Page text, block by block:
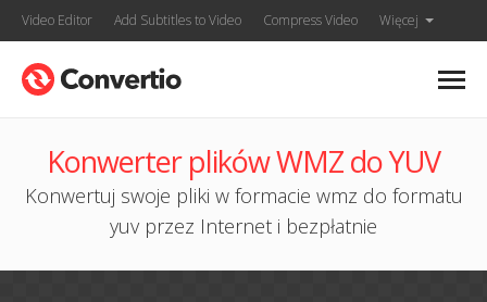
Video Editor Add Subtitles to Video Compress Video Więcej
Konwerter plików WMZ do YUV
Konwertuj swoje pliki w formacie wmz do formatu
yuv przez Internet i bezpłatnie